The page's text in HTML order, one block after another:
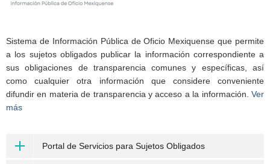
Sistema de Información Pública de Oficio Mexiquense que permite
a los sujetos obligados publicar la información correspondiente a
sus obligaciones de transparencia comunes y específicas, así
como cualquier otra información que considere conveniente
difundir en materia de transparencia y acceso a la información. Ver
más
Portal de Servicios para Sujetos Obligados